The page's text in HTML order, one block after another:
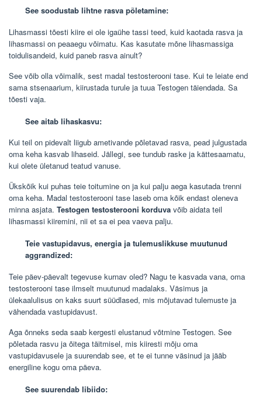
See soodustab lihtne rasva põletamine:
Lihasmassi tõesti kiire ei ole igaühe tassi teed, kuid kaotada rasva ja
lihasmassi on peaaegu võimatu. Kas kasutate mõne lihasmassiga
toidulisandeid, kuid paneb rasva ainult?
See võib olla võimalik, sest madal testosterooni tase. Kui te leiate end
sama stsenaarium, kiirustada turule ja tuua Testogen täiendada. Sa
tõesti vaja.
See aitab lihaskasvu:
Kui teil on pidevalt liigub ametivande põletavad rasva, pead julgustada
oma keha kasvab lihaseid. Jällegi, see tundub raske ja kättesaamatu,
kui olete ületanud teatud vanuse.
Ükskõik kui puhas teie toitumine on ja kui palju aega kasutada trenni
oma keha. Madal testosterooni tase laseb oma kõik endast oleneva
minna asjata. Testogen testosterooni korduva võib aidata teil
lihasmassi kiiremini, nii et sa ei pea vaeva palju.
Teie vastupidavus, energia ja tulemuslikkuse muutunud
aggrandized:
Teie päev-päevalt tegevuse kurnav oled? Nagu te kasvada vana, oma
testosterooni tase ilmselt muutunud madalaks. Väsimus ja
ülekaalulisus on kaks suurt süüdlased, mis mõjutavad tulemuste ja
vähendada vastupidavust.
Aga õnneks seda saab kergesti elustanud võtmine Testogen. See
põletada rasvu ja õitega täitmisel, mis kiiresti mõju oma
vastupidavusele ja suurendab see, et te ei tunne väsinud ja jääb
energiline kogu oma päeva.
See suurendab libiido: